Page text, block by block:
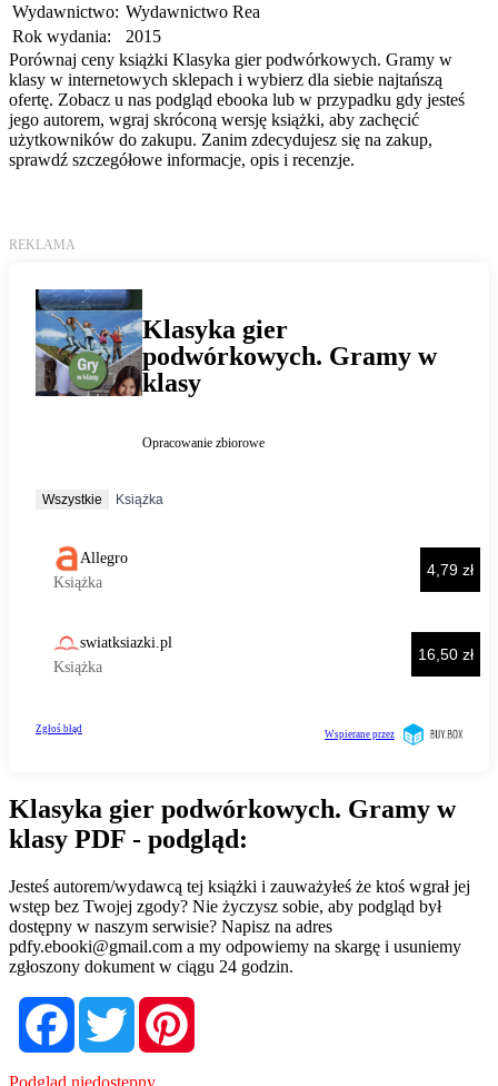
Wydawnictwo: Wydawnictwo Rea
Rok wydania:
2015
Porównaj ceny książki Klasyka gier podwórkowych. Gramy w
klasy w internetowych sklepach i wybierz dla siebie najtańszą
ofertę. Zobacz u nas podgląd ebooka lub w przypadku gdy jesteś
jego autorem, wgraj skróconą wersję książki, aby zachęcić
użytkowników do zakupu. Zanim zdecydujesz się na zakup,
sprawdź szczegółowe informacje, opis i recenzje.
Klasyka gier podwórkowych. Gramy w
klasy PDF - podgląd:
Jesteś autorem/wydawcą tej książki i zauważyłeś że ktoś wgrał jej
wstęp bez Twojej zgody? Nie życzysz sobie, aby podgląd był
dostępny w naszym serwisie? Napisz na adres
pdfy.ebooki@gmail.com a my odpowiemy na skargę i usuniemy
zgłoszony dokument w ciągu 24 godzin.
FacebookTwitter
Podgląd niedostępny.